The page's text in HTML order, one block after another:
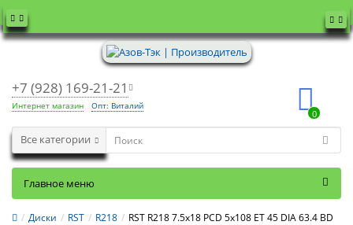
+7 (928) 169-21-21
Интернет магазин Опт: Виталий
0
Все категории
Главное меню
Диски RST R218 RST R218 7.5x18 PCD 5x108 ET 45 DIA 63.4 BD